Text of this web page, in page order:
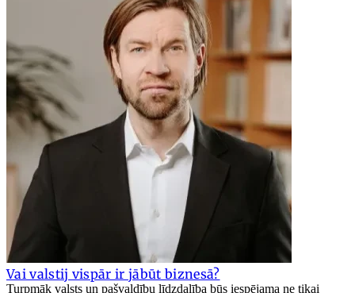
Vai valstij vispār ir jābūt biznesā?
Turpmāk valsts un pašvaldību līdzdalība būs iespējama ne tikai